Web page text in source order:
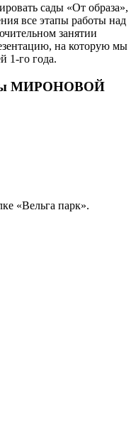
сады «От образа»,
все этапы работы над
занятии
на которую мы
1-го года.
МИРОНОВОЙ
«Вельга парк».